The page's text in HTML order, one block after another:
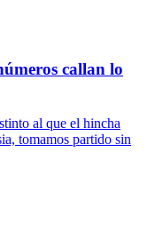
callan lo
al que el hincha
tomamos partido sin